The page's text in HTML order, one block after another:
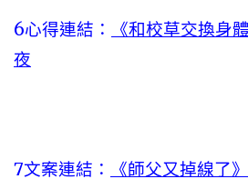
6心得連結：
《和校草交換身
夜
7文案連結： 《師父又掉線了